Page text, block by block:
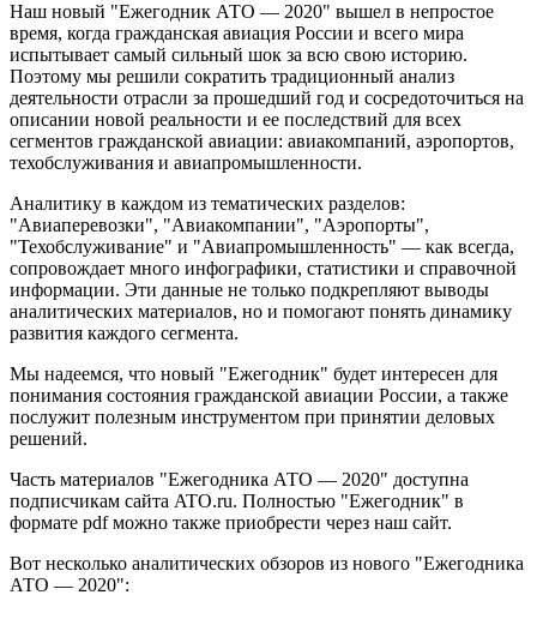
Наш новый "Ежегодник АТО — 2020" вышел в непростое
время, когда гражданская авиация России и всего мира
испытывает самый сильный шок за всю свою историю.
Поэтому мы решили сократить традиционный анализ
деятельности отрасли за прошедший год и сосредоточиться на
описании новой реальности и ее последствий для всех
сегментов гражданской авиации: авиакомпаний, аэропортов,
техобслуживания и авиапромышленности.
Аналитику в каждом из тематических разделов:
"Авиаперевозки", "Авиакомпании", "Аэропорты",
"Техобслуживание" и "Авиапромышленность" — как всегда,
сопровождает много инфографики, статистики и справочной
информации. Эти данные не только подкрепляют выводы
аналитических материалов, но и помогают понять динамику
развития каждого сегмента.
Мы надеемся, что новый "Ежегодник" будет интересен для
понимания состояния гражданской авиации России, а также
послужит полезным инструментом при принятии деловых
решений.
Часть материалов "Ежегодника АТО — 2020" доступна
подписчикам сайта ATO.ru. Полностью "Ежегодник" в
формате pdf можно также приобрести через наш сайт.
Вот несколько аналитических обзоров из нового "Ежегодника
АТО — 2020":